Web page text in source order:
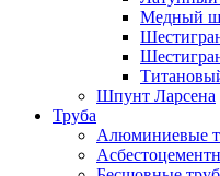
Медный
Шпунт Ларсена
Труба
Алюминиевые